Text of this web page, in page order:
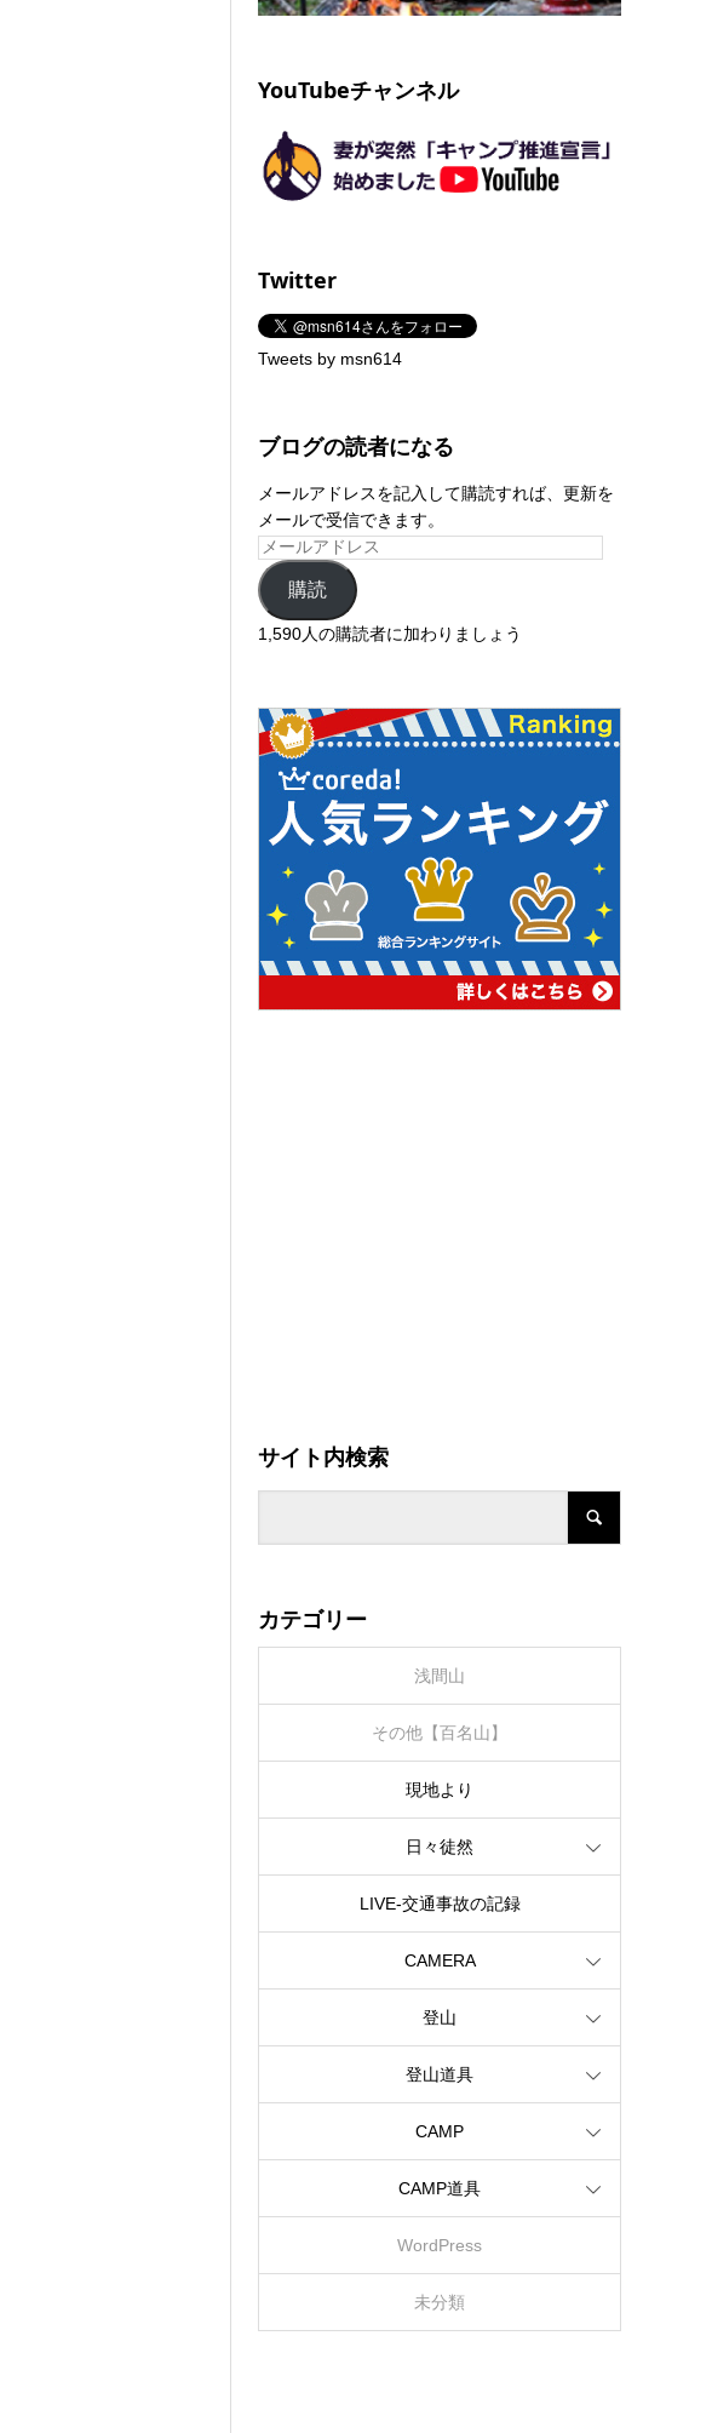
YouTubeチャンネル
Twitter
Tweets by msn614
ブログの読者になる
メールアドレスを記入して購読すれば、更新を
メールで受信できます。
購読
1,590人の購読者に加わりましょう
サイト内検索
カテゴリー
浅間山
その他【百名山】
現地より
日々徒然
LIVE‐交通事故の記録
CAMERA
登山
登山道具
CAMP
CAMP道具
WordPress
未分類